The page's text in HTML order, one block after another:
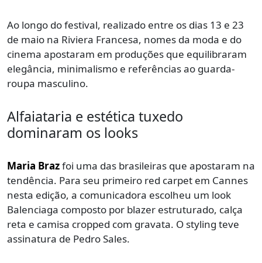
Ao longo do festival, realizado entre os dias 13 e 23
de maio na Riviera Francesa, nomes da moda e do
cinema apostaram em produções que equilibraram
elegância, minimalismo e referências ao guarda-
roupa masculino.
Alfaiataria e estética tuxedo
dominaram os looks
Maria Brazfoi uma das brasileiras que apostaram na
tendência. Para seu primeiro red carpet em Cannes
nesta edição, a comunicadora escolheu um look
Balenciaga composto por blazer estruturado, calça
reta e camisa cropped com gravata. O styling teve
assinatura de Pedro Sales.